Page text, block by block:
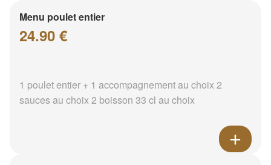
Menu poulet entier
24.90 €
1 poulet entier + 1 accompagnement au choix 2
sauces au choix 2 boisson 33 cl au choix